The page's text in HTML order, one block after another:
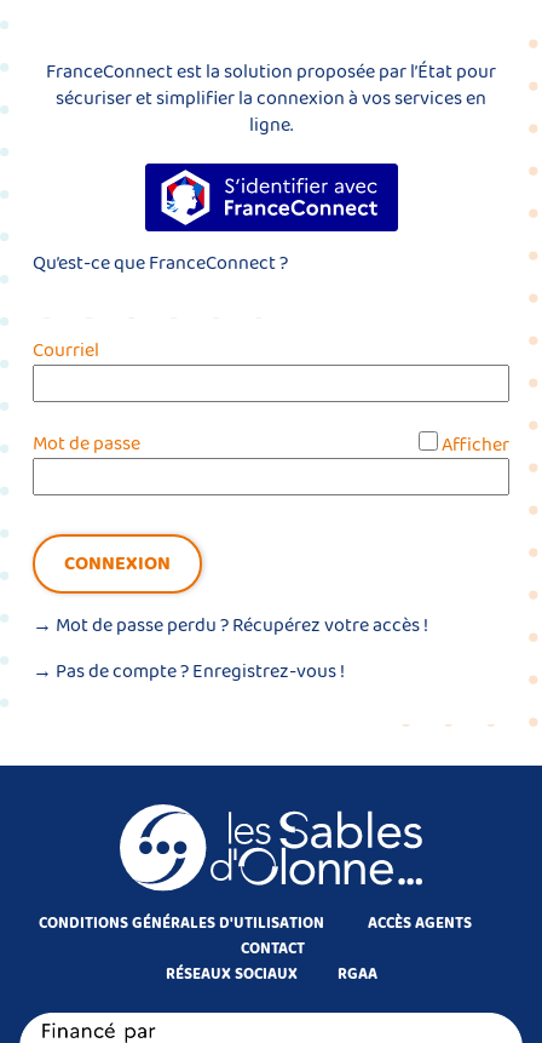
FranceConnect est la solution proposée par l’État pour
sécuriser et simplifier la connexion à vos services en
ligne.
S’identifier avec FranceConnect
Qu’est-ce que FranceConnect ?
Courriel
Mot de passe Afficher
CONNEXION
→ Mot de passe perdu ?Récupérez votre accès !
→ Pas de compte ?Enregistrez-vous !
CONDITIONS GÉNÉRALES D'UTILISATION
ACCÈS AGENTS
CONTACT
RÉSEAUX SOCIAUX
RGAA